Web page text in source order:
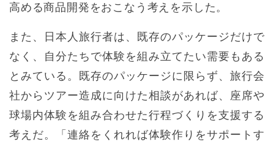
高める商品開発をおこなう考えを示した。
また、日本人旅行者は、既存のパッケージだけで
なく、自分たちで体験を組み立てたい需要もある
とみている。既存のパッケージに限らず、旅行会
社からツアー造成に向けた相談があれば、座席や
球場内体験を組み合わせた行程づくりを支援する
考えだ。「連絡をくれれば体験作りをサポートす